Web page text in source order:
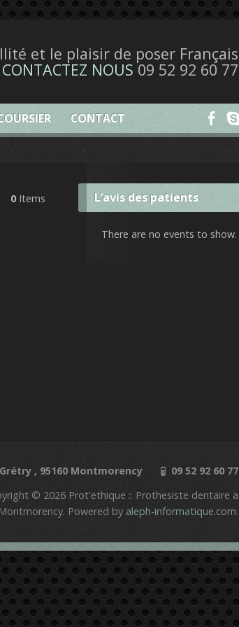
et le plaisir de poser Français
CONTACTEZ NOUS 09 52 92 60 77
CONTACT
0Items L’avis des patients
There are no events to show.
, 95160 Montmorency
09 52 92 60 77
© 2026 Prot'ethique :: Prothesiste dentaire a
Montmorency. Powered by aleph-informatique.com.